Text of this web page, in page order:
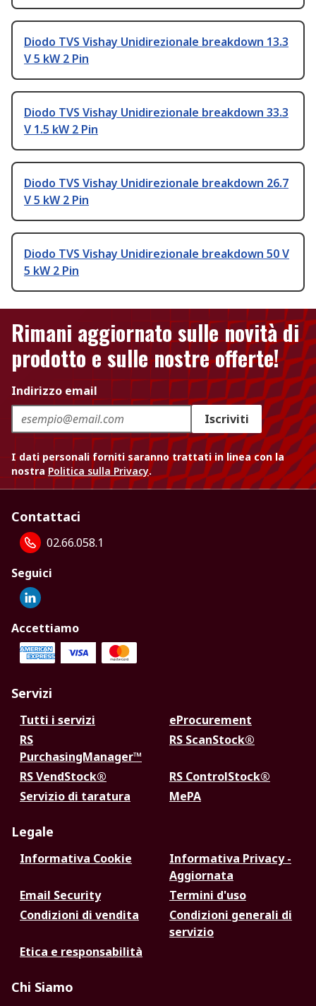
Diodo TVS Vishay Unidirezionale breakdown 13.3
V 5 kW 2 Pin
Diodo TVS Vishay Unidirezionale breakdown 33.3
V 1.5 kW 2 Pin
Diodo TVS Vishay Unidirezionale breakdown 26.7
V 5 kW 2 Pin
Diodo TVS Vishay Unidirezionale breakdown 50 V
5 kW 2 Pin
Rimani aggiornato sulle novità di
prodotto e sulle nostre offerte!
Indirizzo email
Iscriviti
I dati personali forniti saranno trattati in linea con la
nostra Politica sulla Privacy.
Contattaci
02.66.058.1
Seguici
Accettiamo
Servizi
Tutti i servizi
eProcurement
RS
PurchasingManager™
RS ScanStock®
RS VendStock®
RS ControlStock®
Servizio di taratura
MePA
Legale
Informativa Cookie
Informativa Privacy -
Aggiornata
Email Security
Termini d'uso
Condizioni di vendita
Condizioni generali di
servizio
Etica e responsabilità
Chi Siamo